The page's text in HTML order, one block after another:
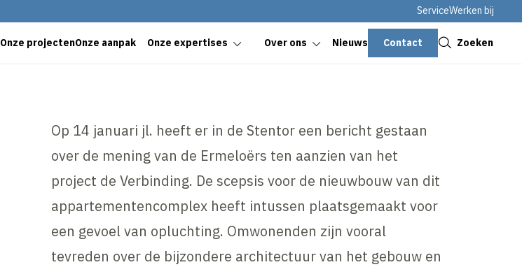
ServiceWerken bij
Onze projectenOnze aanpak Onze expertises Over ons Nieuws Contact Zoeken
Op 14 januari jl. heeft er in de Stentor een bericht gestaan
over de mening van de Ermeloërs ten aanzien van het
project de Verbinding. De scepsis voor de nieuwbouw van dit
appartementencomplex heeft intussen plaatsgemaakt voor
een gevoel van opluchting. Omwonenden zijn vooral
tevreden over de bijzondere architectuur van het gebouw en
Sluiten